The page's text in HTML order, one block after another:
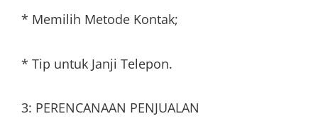
* Memilih Metode Kontak;
* Tip untuk Janji Telepon.
3: PERENCANAAN PENJUALAN